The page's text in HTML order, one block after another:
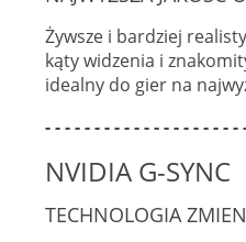
Żywsze i bardziej
kąty widzenia i
idealny do gier na
- - - - - - - - - - - - - - - - - - - -
NVIDIA G-SYNC
TECHNOLOGIA